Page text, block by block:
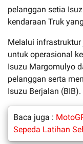
pelanggan setia
kendaraan Truk
Melalui
untuk operasional
Isuzu Margomulyo
pelanggan serta
Isuzu Berjalan (BIB).
Baca juga :
Sepeda Latihan